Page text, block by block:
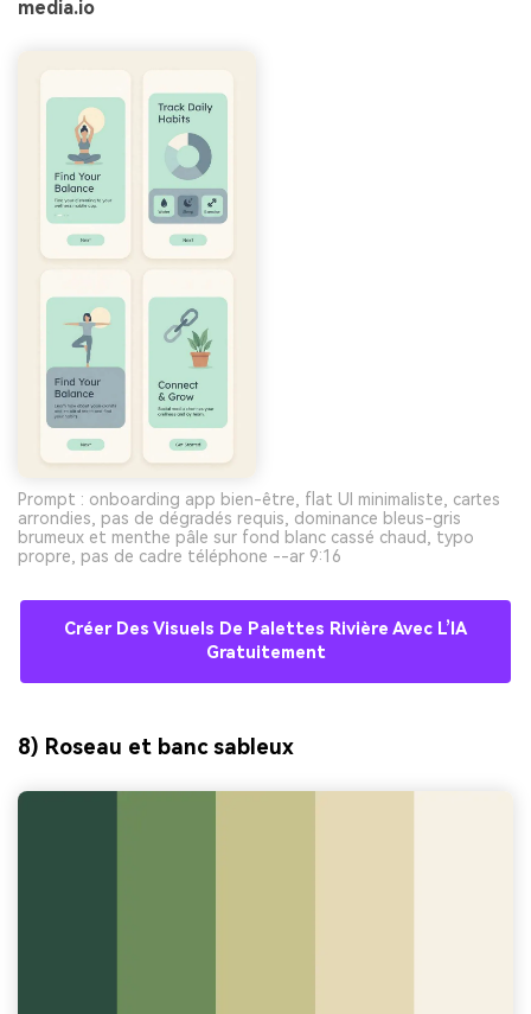
media.io
Prompt : onboarding app bien-être, flat UI minimaliste, cartes
arrondies, pas de dégradés requis, dominance bleus-gris
brumeux et menthe pâle sur fond blanc cassé chaud, typo
propre, pas de cadre téléphone --ar 9:16
Créer Des Visuels De Palettes Rivière Avec L’IA
Gratuitement
8) Roseau et banc sableux